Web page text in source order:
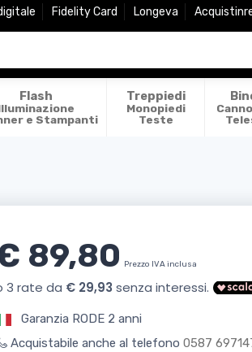
Fidelity Card Longeva
Flash
e Stampanti
Treppiedi
Monopiedi
Teste
89,80 Prezzo IVA inclusa
Garanzia RODE 2 anni
Acquistabile anche al telefono 0587